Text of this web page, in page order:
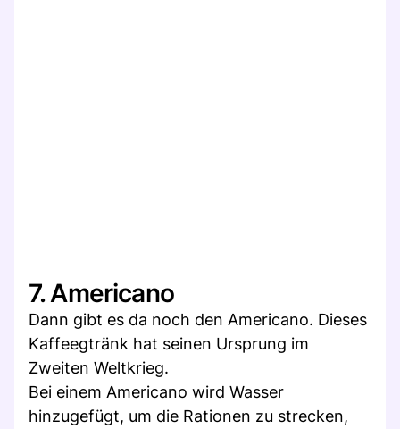
7. Americano
Dann gibt es da noch den Americano. Dieses
Kaffeegtränk hat seinen Ursprung im
Zweiten Weltkrieg.
Bei einem Americano wird Wasser
hinzugefügt, um die Rationen zu strecken,